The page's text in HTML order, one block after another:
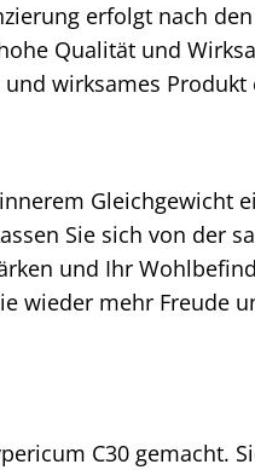
erfolgt nach
Qualität und
wirksames Produkt
Gleichgewicht
Sie sich von der
und Ihr
wieder mehr Freude
C30 gemacht.